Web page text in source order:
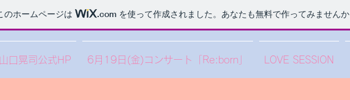
のホームページは .com を使って作成されました。あなたも無料で作ってみません
山口晃司公式HP 6月19日(金)コンサート「Re:born」 LOVE SESSION